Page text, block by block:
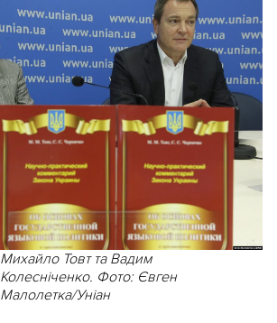
Михайло Товт та Вадим
Колесніченко. Фото: Євген
Малолетка/Уніан